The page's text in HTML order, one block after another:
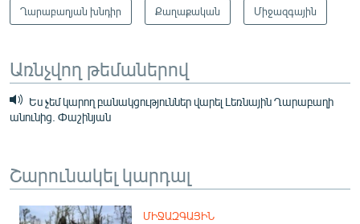
Ղարաբաղյան խնդիր Քաղաքական Միջազգային
Առնչվող թեմաներով
Ես չեմ կարող բանակցություններ վարել Լեռնային Ղարաբաղի
անունից. Փաշինյան
Շարունակել կարդալ
ՄԻՋԱԶԳԱՅԻՆ